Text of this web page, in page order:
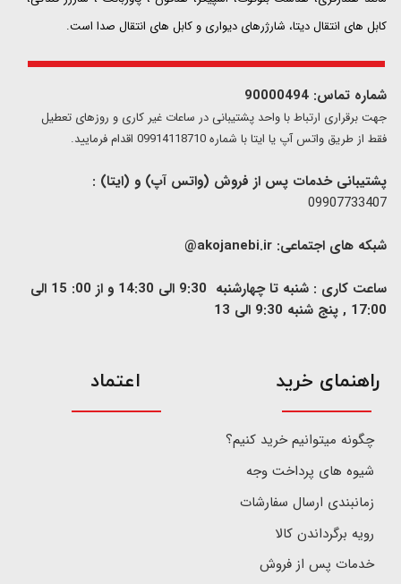
کابل های انتقال دیتا، شارژرهای دیواری و کابل های انتقال صدا است.
شماره تماس: 90000494
​​جهت برقراری ارتباط با واحد پشتیبانی در ساعات غیر کاری و روزهای تعطیل
فقط از طریق واتس آپ یا ایتا با شماره 09914118710 اقدام فرمایید.
پشتیبانی خدمات پس از فروش (واتس آپ) و (ایتا) :
09907733407
شبکه های اجتماعی: akojanebi.ir@
ساعت کاری : شنبه تا چهارشنبه 9:30 الی 14:30 و از 00: 15 الی
17:00 , پنج شنبه 9:30 الی 13
​راهنمای خرید
چگونه میتوانیم خرید کنیم؟
شیوه های پرداخت وجه
زمانبندی ارسال سفارشات
رویه برگرداندن کالا
خدمات پس از فروش
اعتماد